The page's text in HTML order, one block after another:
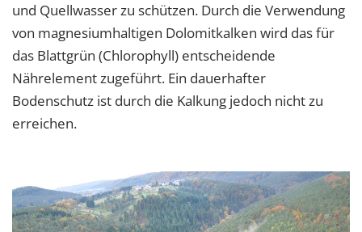
und Quellwasser zu schützen. Durch die Verwendung
von magnesiumhaltigen Dolomitkalken wird das für
das Blattgrün (Chlorophyll) entscheidende
Nährelement zugeführt. Ein dauerhafter
Bodenschutz ist durch die Kalkung jedoch nicht zu
erreichen.